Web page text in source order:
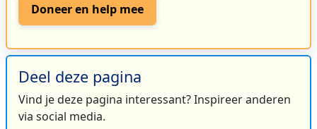
Doneer en help mee
Deel deze pagina
Vind je deze pagina interessant? Inspireer anderen
via social media.